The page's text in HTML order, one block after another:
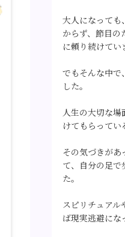
大人になっても
からず、節目の
に頼り続けてい
でもそんな中で
した。
人生の大切な
けてもらってい
その気づきが
て、自分の足で
た。
スピリチュアル
ば現実逃避にな